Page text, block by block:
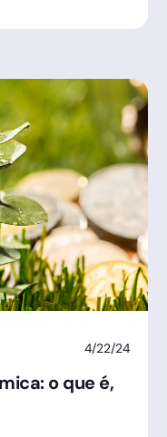
4/22/24
o que é,